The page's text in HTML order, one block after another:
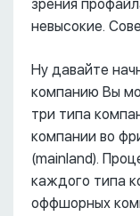
зрения
невысокие.
Ну давайте
компанию Вы
три типа
компании во
(mainland).
каждого типа
оффшорных